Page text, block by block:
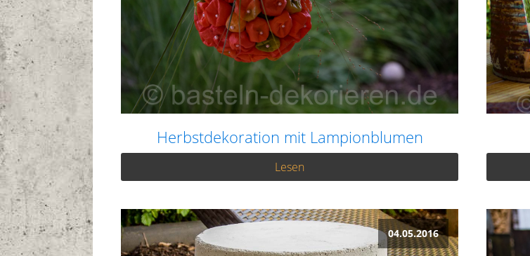
Herbstdekoration mit Lampionblumen
Lesen
04.05.2016